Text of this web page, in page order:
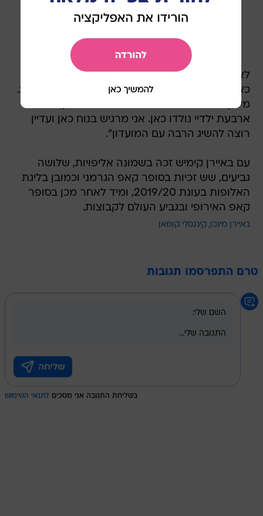
?????? ?? ??????. ??'? ???? ?? ????! ?
#FCBayern #MiaSanMia #Kimmich2029
March 13,
לאתר הרשמי של המועדון אמר על החלטתו: "אני
כאן כבר 10 שנים. הצטרפתי למועדון כשהייתי בן 20.
מינכן הפכה לבית השני שלי. הבית שלי כאן, כל
ארבעת ילדיי נולדו כאן. אני מרגיש בנוח כאן ועדיין
רוצה להשיג הרבה עם המועדון".
עם באיירן קימיש זכה בשמונה אליפויות, שלושה
גביעים, שש זכיות בסופר קאפ הגרמני וכמובן בליגת
האלופות בעונת 2019/20, ומיד לאחר מכן בסופר
קאפ האירופי ובגביע העולם לקבוצות.
באיירן מינכן קינגסלי קומאן
טרם התפרסמו תגובות
בשליחת התגובה אני מסכים לתנאי השימוש